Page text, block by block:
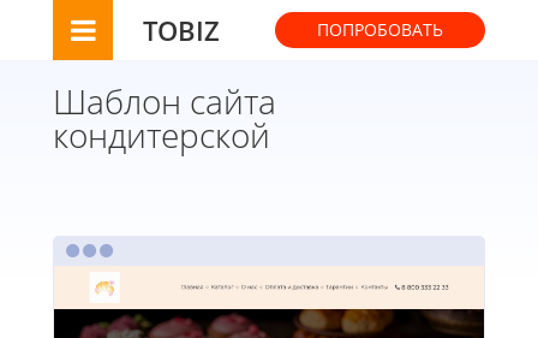
TOBIZ ПОПРОБОВАТЬ
Шаблон сайта
кондитерской